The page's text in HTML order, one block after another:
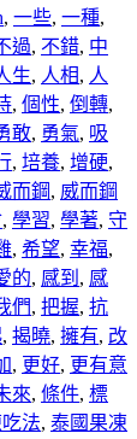
, 一些, 一種,
過, 不錯, 中
生, 人相, 人
, 個性, 倒轉,
敢, 勇氣, 吸
, 培養, 增硬,
而鋼, 威而鋼
, 學習, 學著, 守
, 希望, 幸福,
的, 感到 , 感
們, 把握, 抗
, 揭曉, 擁有, 改
, 更好, 更有意
來, 條件, 標
法, 泰國果凍